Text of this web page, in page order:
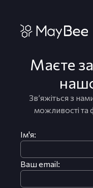
Маєте
Зв’яжіться з
можливості та
Ім'я:
Ваш email: